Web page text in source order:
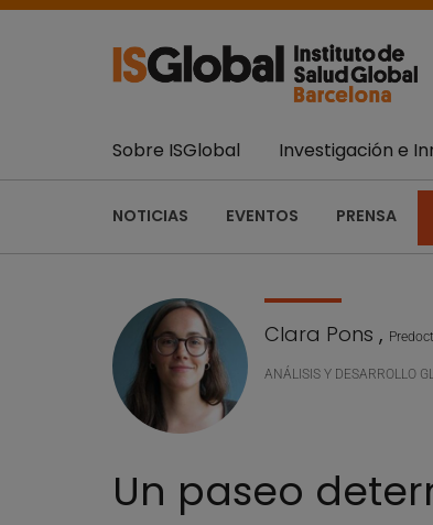
Sobre ISGlobal Investigación e
NOTICIAS EVENTOS PRENSA
Clara Pons ,
ANÁLISIS Y DESARROLLO
Un paseo